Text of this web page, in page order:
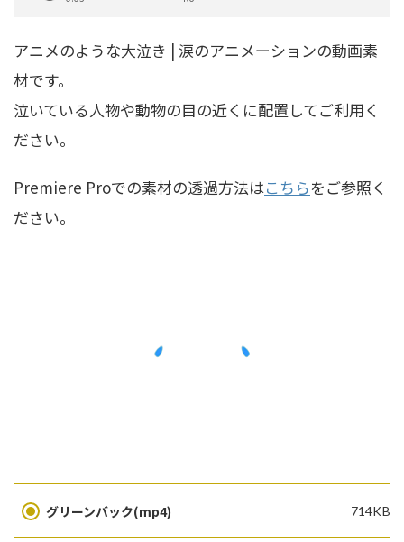
アニメのような大泣き | 涙のアニメーションの動画素
材です。
泣いている人物や動物の目の近くに配置してご利用く
ださい。
Premiere Proでの素材の透過方法はこちらをご参照く
ださい。
グリーンバック(mp4) 714KB